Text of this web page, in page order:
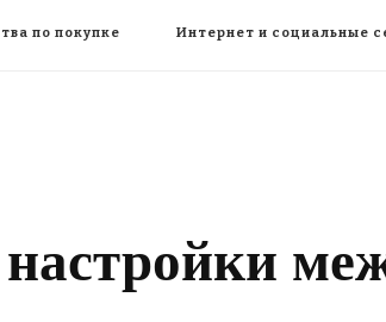
по покупке Интернет и социальные